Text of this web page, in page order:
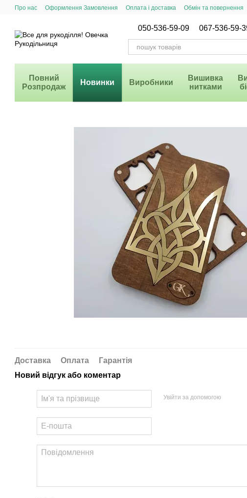
Перейти до основного контенту
Про нас Оформлення Замовлення Оплата і доставка Обмін та повернення
050-536-59-09 067-536-59-
Повний
Розпродаж
Новинки Виробники
Вишивка
нитками
Доставка Оплата
Гарантія
Новий відгук або коментар
Увійти за допомогою